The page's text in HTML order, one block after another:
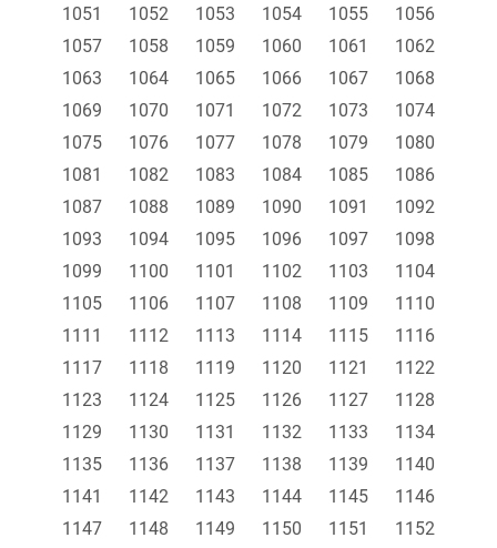
1051
1052 1053 1054 1055
1056
1057
1058 1059 1060 1061
1062
1063
1064 1065 1066 1067
1068
1069
1070 1071 1072 1073
1074
1075
1076 1077 1078 1079
1080
1081
1082 1083 1084 1085
1086
1087
1088 1089 1090 1091
1092
1093
1094 1095 1096 1097
1098
1099
1100 1101 1102 1103
1104
1105
1106 1107 1108 1109
1110
1111
1112 1113 1114 1115
1116
1117
1118 1119 1120 1121
1122
1123
1124 1125 1126 1127
1128
1129
1130 1131 1132 1133
1134
1135
1136 1137 1138 1139
1140
1141
1142 1143 1144 1145
1146
1147
1148 1149 1150 1151 1152